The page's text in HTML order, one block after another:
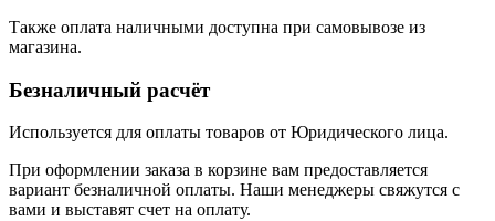
Также оплата наличными доступна при самовывозе из
магазина.
Безналичный расчёт
Используется для оплаты товаров от Юридического лица.
При оформлении заказа в корзине вам предоставляется
вариант безналичной оплаты. Наши менеджеры свяжутся с
вами и выставят счет на оплату.